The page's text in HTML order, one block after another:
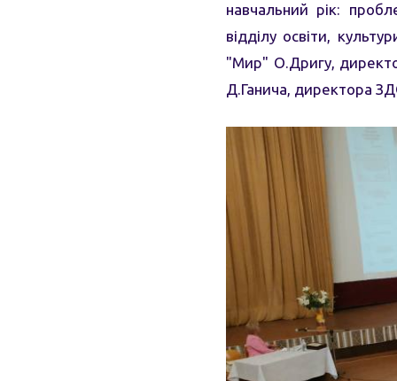
навчальний рік:
відділу освіти,
"Мир" О.Дригу,
Д.Ганича, директора